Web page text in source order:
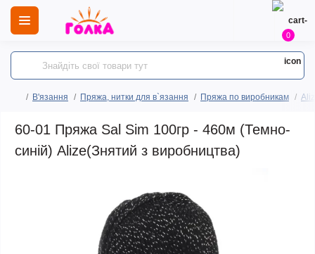
0
В'язання Пряжа, нитки для в`язання Пряжа по виробникам
60-01 Пряжа Sal Sim 100гр - 460м (Темно-
синій) Alize(Знятий з виробництва)